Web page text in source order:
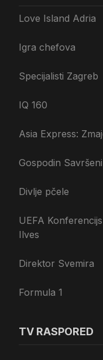
Love Island Adria
Igra chefova
Specijalisti Zagreb
IQ 160
Asia Express:
Gospodin Savršeni
Divlje pčele
UEFA
Ilves
Direktor Svemira
Formula 1
TV RASPORED